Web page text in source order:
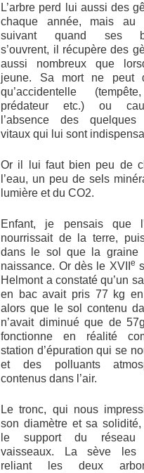
L’arbre perd lui aussi des
chaque année, mais au
suivant quand ses
s’ouvrent, il récupère des
aussi nombreux que
jeune. Sa mort ne peut
qu’accidentelle
prédateur etc.) ou
l’absence des quelques
vitaux qui lui sont
Or il lui faut bien peu de
l’eau, un peu de sels
lumière et du CO2.
Enfant, je pensais que
nourrissait de la terre,
dans le sol que la graine
naissance. Or dès le XVII e
Helmont a constaté qu’un
en bac avait pris 77 kg
alors que le sol contenu
n’avait diminué que de
fonctionne en réalité
station d’épuration qui se
et des polluants
contenus dans l’air.
Le tronc, qui nous
son diamètre et sa solidité,
le support du
vaisseaux. La sève les
reliant les deux